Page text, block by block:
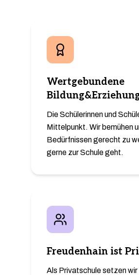
Wertgebundene
Die Schülerinnen und
Mittelpunkt. Wir bemühen
Bedürfnissen gerecht zu
gerne zur Schule geht.
Freudenhain ist
Als Privatschule setzen